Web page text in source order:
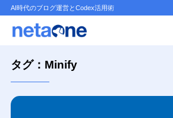
AI時代のブログ運営とCodex活用術
タグ：Minify